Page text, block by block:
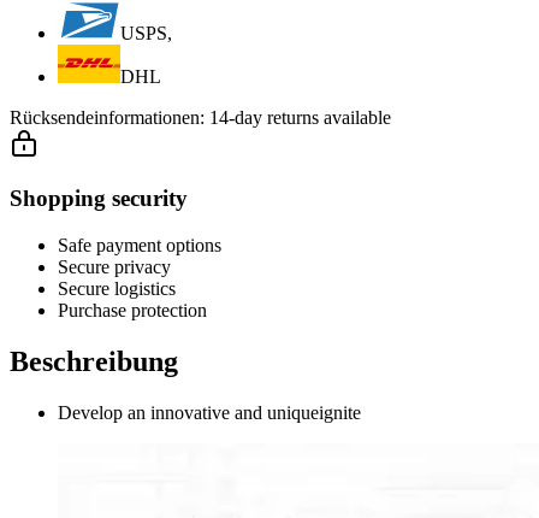
USPS,
DHL
Rücksendeinformationen: 14-day returns available
Shopping security
Safe payment options
Secure privacy
Secure logistics
Purchase protection
Beschreibung
Develop an innovative and uniqueignite